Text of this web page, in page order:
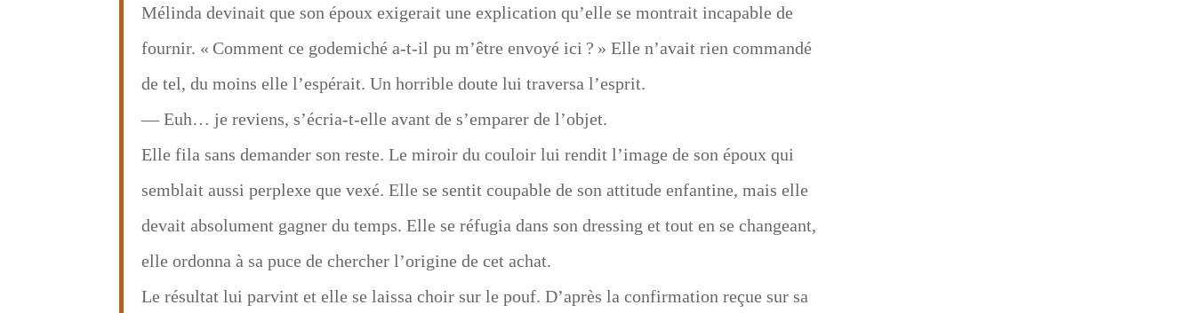
Mélinda devinait que son époux exigerait une explication qu’elle se montrait incapable de
fournir. « Comment ce godemiché a-t-il pu m’être envoyé ici ? » Elle n’avait rien commandé
de tel, du moins elle l’espérait. Un horrible doute lui traversa l’esprit.
— Euh… je reviens, s’écria-t-elle avant de s’emparer de l’objet.
Elle fila sans demander son reste. Le miroir du couloir lui rendit l’image de son époux qui
semblait aussi perplexe que vexé. Elle se sentit coupable de son attitude enfantine, mais elle
devait absolument gagner du temps. Elle se réfugia dans son dressing et tout en se changeant,
elle ordonna à sa puce de chercher l’origine de cet achat.
Le résultat lui parvint et elle se laissa choir sur le pouf. D’après la confirmation reçue sur sa